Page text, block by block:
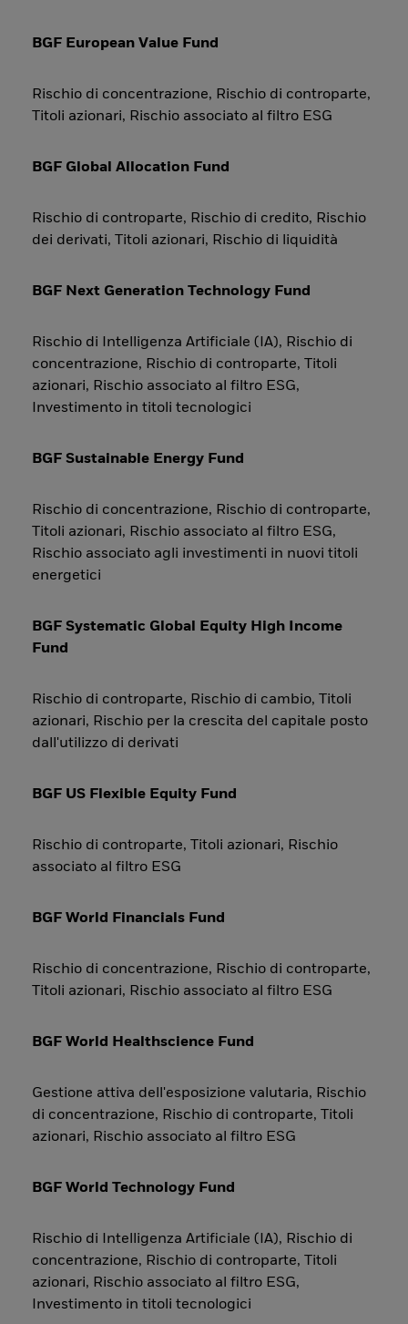
BGF European Value Fund
Rischio di concentrazione, Rischio di controparte,
Titoli azionari, Rischio associato al filtro ESG
BGF Global Allocation Fund
Rischio di controparte, Rischio di credito, Rischio
dei derivati, Titoli azionari, Rischio di liquidità
BGF Next Generation Technology Fund
Rischio di Intelligenza Artificiale (IA), Rischio di
concentrazione, Rischio di controparte, Titoli
azionari, Rischio associato al filtro ESG,
Investimento in titoli tecnologici
BGF Sustainable Energy Fund
Rischio di concentrazione, Rischio di controparte,
Titoli azionari, Rischio associato al filtro ESG,
Rischio associato agli investimenti in nuovi titoli
energetici
BGF Systematic Global Equity High Income
Fund
Rischio di controparte, Rischio di cambio, Titoli
azionari, Rischio per la crescita del capitale posto
dall'utilizzo di derivati
BGF US Flexible Equity Fund
Rischio di controparte, Titoli azionari, Rischio
associato al filtro ESG
BGF World Financials Fund
Rischio di concentrazione, Rischio di controparte,
Titoli azionari, Rischio associato al filtro ESG
BGF World Healthscience Fund
Gestione attiva dell'esposizione valutaria, Rischio
di concentrazione, Rischio di controparte, Titoli
azionari, Rischio associato al filtro ESG
BGF World Technology Fund
Rischio di Intelligenza Artificiale (IA), Rischio di
concentrazione, Rischio di controparte, Titoli
azionari, Rischio associato al filtro ESG,
Investimento in titoli tecnologici